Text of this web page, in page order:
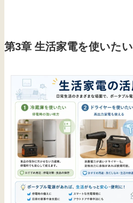
第3章 生活家電を使いたい